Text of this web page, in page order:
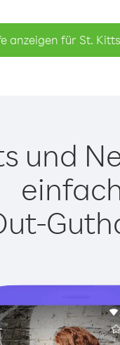
anzeigen für St.
und